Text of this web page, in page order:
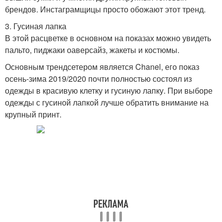
брендов. Инстаграмщицы просто обожают этот тренд.
3. Гусиная лапка
В этой расцветке в основном на показах можно увидеть
пальто, пиджаки оаверсайз, жакеты и костюмы.
Основным трендсетером является Chanel, его показ
осень-зима 2019/2020 почти полностью состоял из
одежды в красивую клетку и гусиную лапку. При выборе
одежды с гусиной лапкой лучше обратить внимание на
крупный принт.